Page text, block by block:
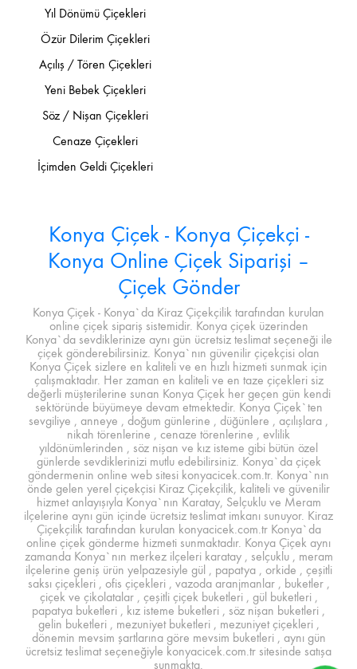
Yıl Dönümü Çiçekleri
Özür Dilerim Çiçekleri
Açılış / Tören Çiçekleri
Yeni Bebek Çiçekleri
Söz / Nişan Çiçekleri
Cenaze Çiçekleri
İçimden Geldi Çiçekleri
Konya Çiçek - Konya Çiçekçi -
Konya Online Çiçek Siparişi –
Çiçek Gönder
Konya Çiçek - Konya`da Kiraz Çiçekçilik tarafından kurulan
online çiçek sipariş sistemidir. Konya çiçek üzerinden
Konya`da sevdiklerinize aynı gün ücretsiz teslimat seçeneği ile
çiçek gönderebilirsiniz. Konya`nın güvenilir çiçekçisi olan
Konya Çiçek sizlere en kaliteli ve en hızlı hizmeti sunmak için
çalışmaktadır. Her zaman en kaliteli ve en taze çiçekleri siz
değerli müşterilerine sunan Konya Çiçek her geçen gün kendi
sektöründe büyümeye devam etmektedir. Konya Çiçek`ten
sevgiliye , anneye , doğum günlerine , düğünlere , açılışlara ,
nikah törenlerine , cenaze törenlerine , evlilik
yıldönümlerinden , söz nişan ve kız isteme gibi bütün özel
günlerde sevdiklerinizi mutlu edebilirsiniz. Konya`da çiçek
göndermenin online web sitesi konyacicek.com.tr. Konya`nın
önde gelen yerel çiçekçisi Kiraz Çiçekçilik, kaliteli ve güvenilir
hizmet anlayışıyla Konya`nın Karatay, Selçuklu ve Meram
ilçelerine aynı gün içinde ücretsiz teslimat imkanı sunuyor. Kiraz
Çiçekçilik tarafından kurulan konyacicek.com.tr Konya`da
online çiçek gönderme hizmeti sunmaktadır. Konya Çiçek aynı
zamanda Konya`nın merkez ilçeleri karatay , selçuklu , meram
ilçelerine geniş ürün yelpazesiyle gül , papatya , orkide , çeşitli
saksı çiçekleri , ofis çiçekleri , vazoda aranjmanlar , buketler ,
çiçek ve çikolatalar , çeşitli çiçek buketleri , gül buketleri ,
papatya buketleri , kız isteme buketleri , söz nişan buketleri ,
gelin buketleri , mezuniyet buketleri , mezuniyet çiçekleri ,
dönemin mevsim şartlarına göre mevsim buketleri , aynı gün
ücretsiz teslimat seçeneğiyle konyacicek.com.tr sitesinde satışa
sunmakta.